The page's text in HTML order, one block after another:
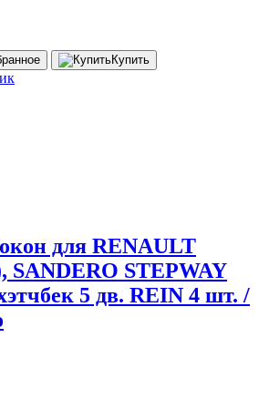
Купить
для RENAULT
SANDERO STEPWAY
5 дв. REIN 4 шт. /